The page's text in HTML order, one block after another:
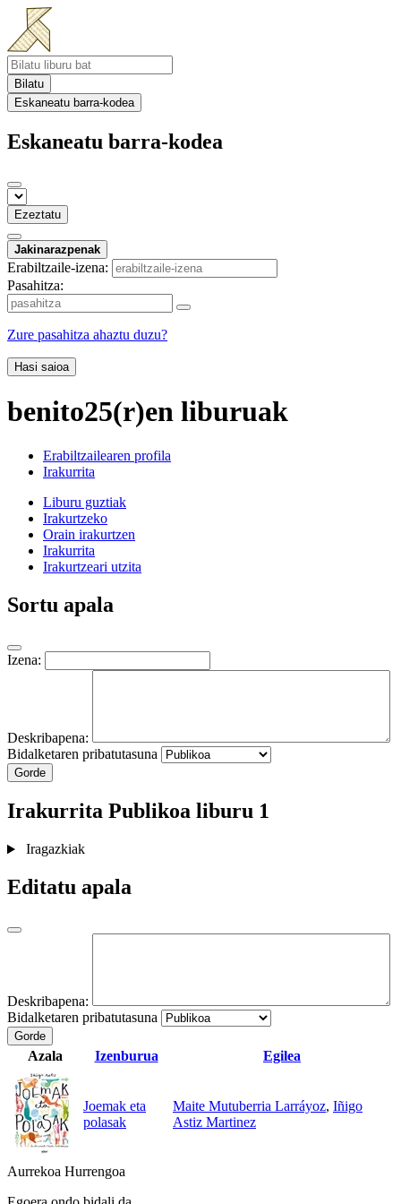
Bilatu
Eskaneatu barra-kodea
Eskaneatu barra-kodea
Ezeztatu
Jakinarazpenak
Erabiltzaile-izena:
Pasahitza:
Zure pasahitza ahaztu duzu?
Hasi saioa
benito25(r)en liburuak
Erabiltzailearen profila
Irakurrita
Liburu guztiak
Irakurtzeko
Orain irakurtzen
Irakurrita
Irakurtzeari utzita
Sortu apala
Izena:
Deskribapena:
Bidalketaren pribatutasuna
Gorde
Irakurrita Publikoa liburu 1
Iragazkiak
Editatu apala
Deskribapena:
Bidalketaren pribatutasuna
Gorde
Azala Izenburua Egilea
Joemak eta
polasak
Maite Mutuberria Larráyoz, Iñigo
Astiz Martinez
Aurrekoa Hurrengoa